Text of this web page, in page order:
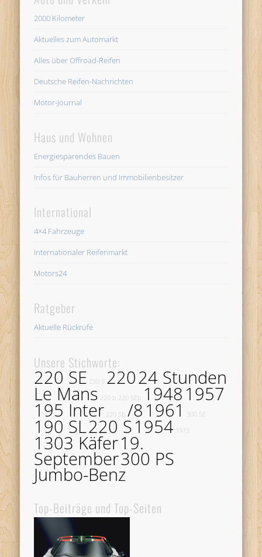
2000 Kilometer
Aktuelles zum Automarkt
Alles über Offroad-Reifen
Deutsche Reifen-Nachrichten
Motor-Journal
Haus und Wohnen
Energiesparendes Bauen
Infos für Bauherren und Immobilienbesitzer
International
4×4 Fahrzeuge
Internationaler Reifenmarkt
Motors24
Ratgeber
Aktuelle Rückrufe
Unsere Stichworte:
220 SE 230 S 22024 Stunden
Le Mans 220 b 220 SEb 1948 1957
195 Inter 220 Sb /8 1961 300 SE
190 SL220 S1954 1973
1303 Käfer19.
September300 PS
Jumbo-Benz
Top-Beiträge und Top-Seiten